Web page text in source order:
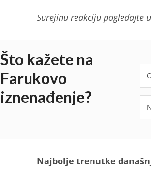
Surejinu reakciju pogledajte
Što kažete na
Farukovo
iznenađenje?
Najbolje trenutke